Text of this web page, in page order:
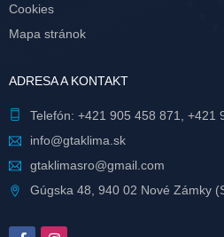
Cookies
Mapa stránok
ADRESA A KONTAKT
Telefón: +421 905 458 871
+421
info@gtaklima.sk
gtaklimasro@gmail.com
Gúgska 48, 940 02 Nové Zámky